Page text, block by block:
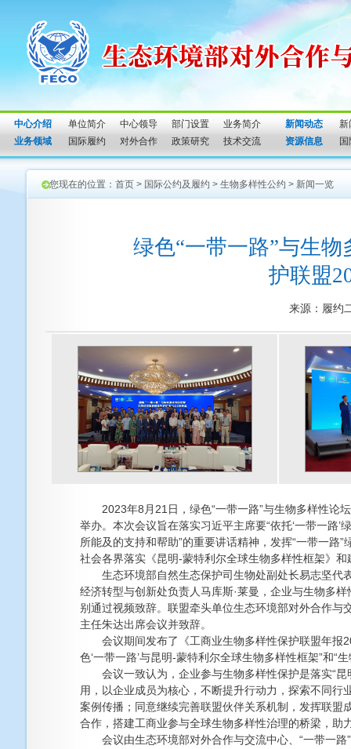
中心介绍 单位简介 中心领导 部门设置
业务简介
业务领域
国际履约 对外合作 政策研究 技术交流
新闻动态
新
资源信息
您现在的位置： 首页 > 国际公约及履约 > 生物多样性公约 > 新闻一览
绿色“一带一路”与生
护联盟
来源：履
2023年8月21日，绿色“一带一路”与生物多样性论
举办。本次会议旨在落实习近平主席要“依托‘一带一路
所能及的支持和帮助”的重要讲话精神，发挥“一带一路
社会各界落实《昆明-蒙特利尔全球生物多样性框架》
生态环境部自然生态保护司生物处副处长易志坚代
经济转型与创新处负责人马库斯·莱曼，企业与生物多
别通过视频致辞。联盟牵头单位生态环境部对外合作
主任朱达出席会议并致辞。
会议期间发布了《工商业生物多样性保护联盟年报
色‘一带一路’与昆明-蒙特利尔全球生物多样性框架”和“
会议一致认为，企业参与生物多样性保护是落实“昆
用，以企业成员为核心，不断提升行动力，探索不同
案例传播；同意继续完善联盟伙伴关系机制，发挥联盟
合作，搭建工商业参与全球生物多样性治理的桥梁，
会议由生态环境部对外合作与交流中心、“一带一路